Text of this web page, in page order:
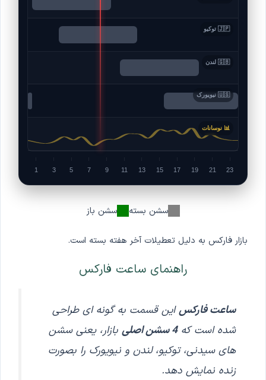
🇯🇵 توکیو
🇬🇧 لندن
🇺🇸 نیویورک
📊 نوسانات
1 3 5 7 9 11 13 15 17 19 21 23
سشن بسته سشن باز
بازار فارکس به دلیل تعطیلات آخر هفته بسته است.
راهنمای ساعت فارکس
ساعت فارکساین قسمت به گونه ای طراحی
شده است که4 سشن اصلی
بازار، یعنی سشن
های سیدنی، توکیو، لندن و نیویورک را بصورت
زنده نمایش دهد.